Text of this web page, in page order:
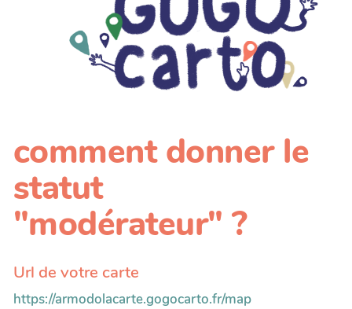
comment donner le
statut
"modérateur" ?
Url de votre carte
https://armodolacarte.gogocarto.fr/map